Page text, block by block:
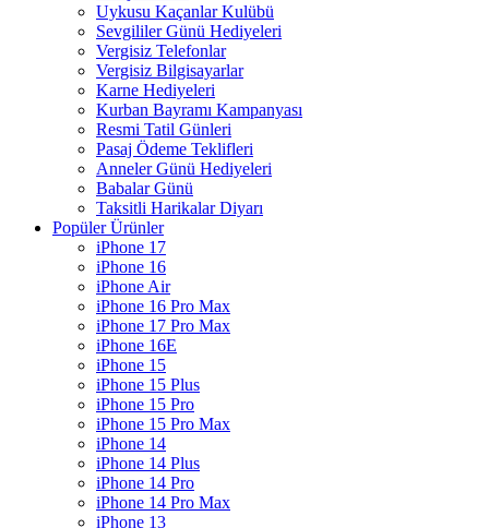
Uykusu Kaçanlar Kulübü
Sevgililer Günü Hediyeleri
Vergisiz Telefonlar
Vergisiz Bilgisayarlar
Karne Hediyeleri
Kurban Bayramı Kampanyası
Resmi Tatil Günleri
Pasaj Ödeme Teklifleri
Anneler Günü Hediyeleri
Babalar Günü
Taksitli Harikalar Diyarı
Popüler Ürünler
iPhone 17
iPhone 16
iPhone Air
iPhone 16 Pro Max
iPhone 17 Pro Max
iPhone 16E
iPhone 15
iPhone 15 Plus
iPhone 15 Pro
iPhone 15 Pro Max
iPhone 14
iPhone 14 Plus
iPhone 14 Pro
iPhone 14 Pro Max
iPhone 13